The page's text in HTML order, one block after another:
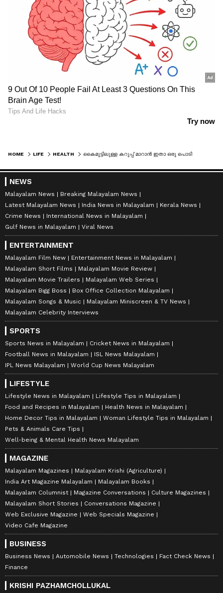
HOME LIFE HEALTH
NEWS
Malayalam News
Breaking Malayalam News
Latest Malayalam News
India News in Malayalam
Kerala News
Crime News
International News in Malayalam
Gulf News in Malayalam
Viral News
ENTERTAINMENT
Malayalam Film New
Entertainment News in Malayalam
Malayalam Short Films
Malayalam Movie Review
Malayalam Movie Trailers
Malayalam Web Series
Malayalam Bigg Boss
Box Office Collection Malayalam
Malayalam Songs & Music
Malayalam Miniscreen & TV News
Malayalam Celebrity Interviews
SPORTS
Sports News in Malayalam
Cricket News in Malayalam
Football News in Malayalam
ISL News Malayalam
IPL News Malayalam
World Cup News Malayalam
LIFESTYLE
Lifestyle News in Malayalam
Lifestyle Tips in Malayalam
Food and Recipes in Malayalam
Health News in Malayalam
Home Decor Tips in Malayalam
Woman Lifestyle Tips in Malayalam
Pets & Animals Care Tips
Well-being & Mental Health News Malayalam
MAGAZINE
Malayalam Magazines
Malayalam Krishi (Agriculture)
India Art Magazine Malayalam
Malayalam Books
Malayalam Columnist
Magazine Conversations
Culture Magazines
Malayalam Short Stories
Conversations Magazine
Web Exclusive Magazine
Web Specials Magazine
Video Cafe Magazine
BUSINESS
Business News Automobile News Technologies
Fact Check News
Finance
KRISHI PAZHAMCHOLLUKAL